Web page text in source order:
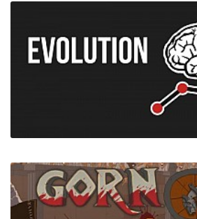
Kena: Bridge of